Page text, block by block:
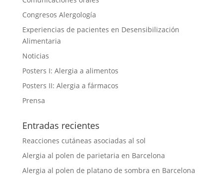
Congresos Alergología
Experiencias de pacientes en Desensibilización
Alimentaria
Noticias
Posters I: Alergia a alimentos
Posters II: Alergia a fármacos
Prensa
Entradas recientes
Reacciones cutáneas asociadas al sol
Alergia al polen de parietaria en Barcelona
Alergia al polen de platano de sombra en Barcelona